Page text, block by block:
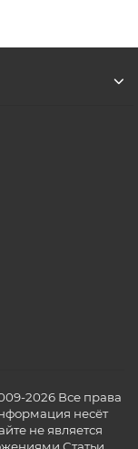
2026 Все права
несёт
не является